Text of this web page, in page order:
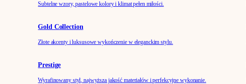
Subtelne wzory, pastelowe kolory i klimat pełen miłości.
Gold Collection
Złote akcenty i luksusowe wykończenie w eleganckim stylu.
Prestige
Wyrafinowany styl, najwyższa jakość materiałów i perfekcyjne wykonanie.